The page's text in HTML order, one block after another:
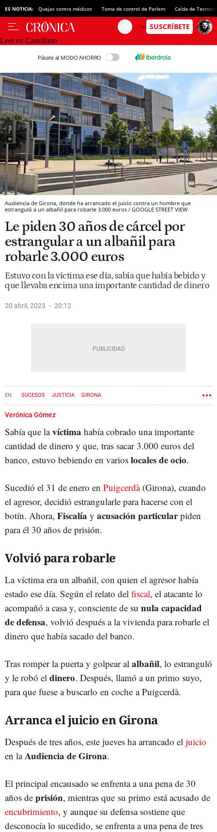
ES NOTICIA: Quejas contra médicos Toma de control de Parlem Caída de
Leer en Castellano
Pásate al MODO AHORRO
Audiencia de Girona, donde ha arrancado el juicio contra un hombre que
estranguló a un albañil para robarle 3.000 euros / GOOGLE STREET VIEW
Le piden 30 años de cárcel por
estrangular a un albañil para
robarle 3.000 euros
Estuvo con la víctima ese día, sabía que había bebido y
que llevaba encima una importante cantidad de dinero
20 abril, 2023 20:12
SUCESOS JUSTICIA GIRONA
Verónica Gómez
Sabía que lavíctima había cobrado una importante
cantidad de dinero y que, tras sacar 3.000 euros del
banco, estuvo bebiendo en varios locales de ocio.
Sucedió el 31 de enero en Puigcerdà(Girona), cuando
el agresor, decidió estrangularle para hacerse con el
botín. Ahora, Fiscalía y acusación particularpiden
para él 30 años de prisión.
Volvió para robarle
La víctima era un albañil, con quien el agresor había
estado ese día. Según el relato del fiscal, el atacante lo
acompañó a casa y, consciente de su nula capacidad
de defensa, volvió después a la vivienda para robarle el
dinero que había sacado del banco.
Tras romper la puerta y golpear al albañil, lo estranguló
y le robó el dinero. Después, llamó a un primo suyo,
para que fuese a buscarlo en coche a Puigcerdà.
Arranca el juicio en Girona
Después de tres años, este jueves ha arrancado el juicio
en laAudiencia de Girona.
El principal encausado se enfrenta a una pena de 30
años de prisión, mientras que su primo está acusado de
encubrimiento, y aunque su defensa sostiene que
desconocía lo sucedido, se enfrenta a una pena de tres